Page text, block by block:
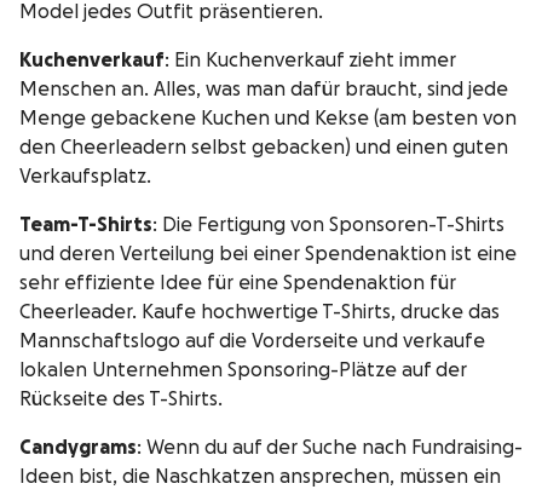
Model jedes Outfit präsentieren.
Kuchenverkauf: Ein Kuchenverkauf zieht immer
Menschen an. Alles, was man dafür braucht, sind jede
Menge gebackene Kuchen und Kekse (am besten von
den Cheerleadern selbst gebacken) und einen guten
Verkaufsplatz.
Team-T-Shirts: Die Fertigung von Sponsoren-T-Shirts
und deren Verteilung bei einer Spendenaktion ist eine
sehr effiziente Idee für eine Spendenaktion für
Cheerleader. Kaufe hochwertige T-Shirts, drucke das
Mannschaftslogo auf die Vorderseite und verkaufe
lokalen Unternehmen Sponsoring-Plätze auf der
Rückseite des T-Shirts.
Candygrams: Wenn du auf der Suche nach Fundraising-
Ideen bist, die Naschkatzen ansprechen, müssen ein